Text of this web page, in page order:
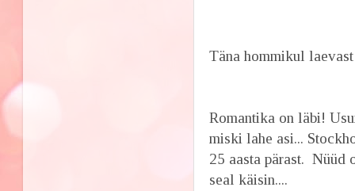
Täna hommikul
Romantika on läbi!
miski lahe asi...
25 aasta pärast. Nüüd
seal käisin....